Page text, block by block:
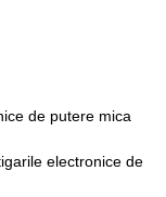
de putere mica
electronice de